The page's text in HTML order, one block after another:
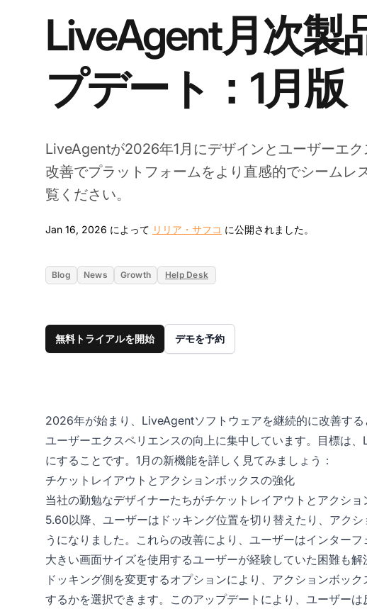
LiveAgent月次製
プデート：1月版
LiveAgentが2026年1月にデザインとユーザーエ
改善でプラットフォームをより直感的でシームレ
覧ください。
Jan 16, 2026 によって リリア・サフコ に公開されました。
Blog News Growth Help Desk
無料トライアルを開始 デモを予約
2026年が始まり、LiveAgentソフトウェアを継続的に改善す
ユーザーエクスペリエンスの向上に集中しています。目標は
にすることです。1月の新機能を詳しく見てみましょう：
チケットレイアウトとアクションボックスの強化
当社の勤勉なデザイナーたちがチケットレイアウトとアクシ
5.60以降、ユーザーはドッキング位置を切り替えたり、アク
うになりました。これらの改善により、ユーザーはインター
大きい画面サイズを使用するユーザーが経験していた困難も解
ドッキング側を変更するオプションにより、アクションボッ
するかを選択できます。このアップデートにより、ユーザー